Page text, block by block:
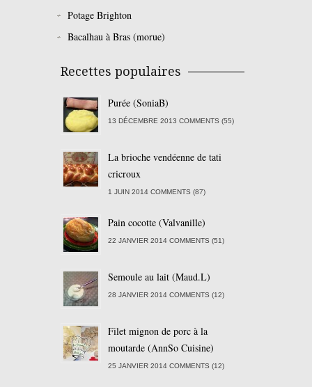
Potage Brighton
Bacalhau à Bras (morue)
Recettes populaires
Purée (SoniaB)
13 DÉCEMBRE 2013 COMMENTS (55)
La brioche vendéenne de tati
cricroux
1 JUIN 2014 COMMENTS (87)
Pain cocotte (Valvanille)
22 JANVIER 2014 COMMENTS (51)
Semoule au lait (Maud.L)
28 JANVIER 2014 COMMENTS (12)
Filet mignon de porc à la
moutarde (AnnSo Cuisine)
25 JANVIER 2014 COMMENTS (12)